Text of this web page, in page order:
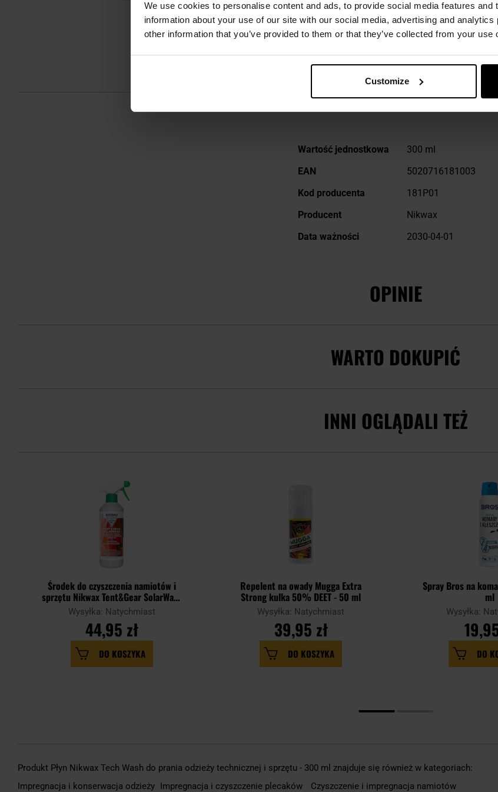
We use cookies to personalise content and ads, to provide social media features
information about your use of our site with our social media, advertising and
other information that you’ve provided to them or that they’ve collected from your use
Customize
DANE TECHNICZNE
Więcej
Wartość jednostkowa
300 ml
EAN
5020716181003
Kod producenta
181P01
Producent
Nikwax
Data ważności
2030-04-01
OPINIE
WARTO DOKUPIĆ
INNI OGLĄDALI TEŻ
Środek do czyszczenia namiotów i
sprzętu Nikwax Tent&Gear SolarWash
Spray-on - 500 ml
Wysyłka: Natychmiast
44,95 zł
DO KOSZYKA
Repelent na owady Mugga Extra
Strong kulka 50% DEET - 50 ml
Wysyłka: Natychmiast
39,95 zł
DO KOSZYKA
Spray Bros na
ml
Wysyłka:
DO
Produkt Płyn Nikwax Tech Wash do prania odzieży technicznej i sprzętu - 300 ml znajduje się również w kategoriach:
Impregnacja i konserwacja odzieży Impregnacja i czyszczenie plecaków Czyszczenie i impregnacja namiotów